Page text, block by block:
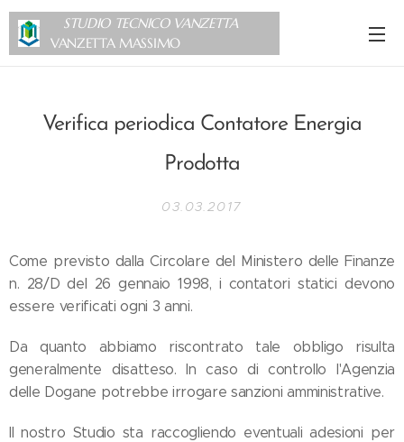
STUDIO TECNICO VANZETTA
VANZETTA MASSIMO
Verifica periodica Contatore Energia
Prodotta
03.03.2017
Come previsto dalla Circolare del Ministero delle Finanze
n. 28/D del 26 gennaio 1998, i contatori statici devono
essere verificati ogni 3 anni.
Da quanto abbiamo riscontrato tale obbligo risulta
generalmente disatteso. In caso di controllo l'Agenzia
delle Dogane potrebbe irrogare sanzioni amministrative.
Il nostro Studio sta raccogliendo eventuali adesioni per